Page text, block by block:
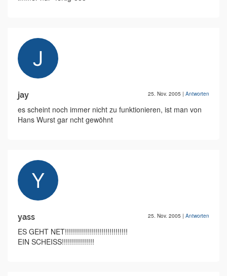
jay 25. Nov. 2005 | Antworten
es scheint noch immer nicht zu funktionieren, ist man von
Hans Wurst gar ncht gewöhnt
yass 25. Nov. 2005 | Antworten
ES GEHT NET!!!!!!!!!!!!!!!!!!!!!!!!!!!!!!!
EIN SCHEISS!!!!!!!!!!!!!!!!